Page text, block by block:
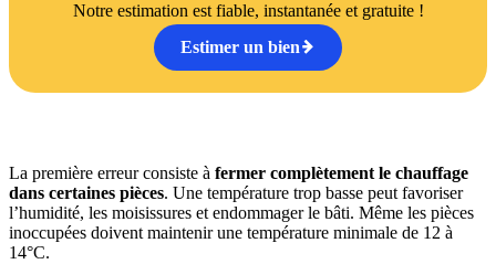
Notre estimation est fiable, instantanée et gratuite !
Estimer un bien
La première erreur consiste à fermer complètement le chauffage
dans certaines pièces. Une température trop basse peut favoriser
l’humidité, les moisissures et endommager le bâti. Même les pièces
inoccupées doivent maintenir une température minimale de 12 à
14°C.